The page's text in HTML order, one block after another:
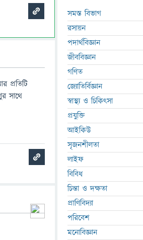
প্রতিটি
সাথে
সমস্ত বিভাগ
রসায়ন
পদার্থবিজ্ঞান
জীববিজ্ঞান
গণিত
জ্যোতির্বিজ্ঞান
স্বাস্থ্য ও চিকিৎসা
প্রযুক্তি
আইকিউ
সৃজনশীলতা
লাইফ
বিবিধ
চিন্তা ও দক্ষতা
প্রাণিবিদ্যা
পরিবেশ
মনোবিজ্ঞান